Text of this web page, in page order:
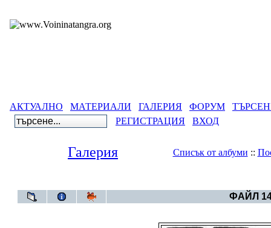
АКТУАЛНО МАТЕРИАЛИ ГАЛЕРИЯ ФОРУМ
РЕГИСТРАЦИЯ
ВХОД
Галерия Списък от албуми ::
ФАЙЛ